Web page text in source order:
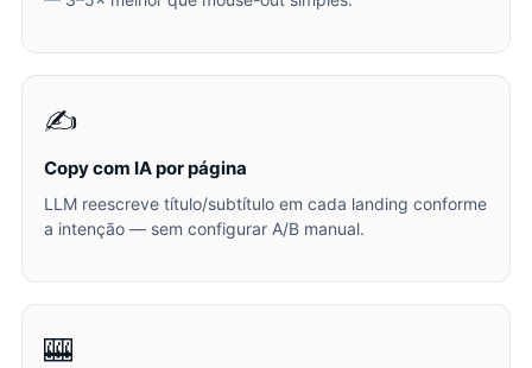
✍️
Copy com IA por página
LLM reescreve título/subtítulo em cada landing conforme
a intenção — sem configurar A/B manual.
🎰